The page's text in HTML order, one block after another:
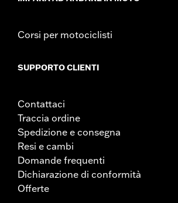
GARANZIA:1 year limited warranty – Go to
Corsi per motociclisti
SUPPORTO CLIENTI
Contattaci
Traccia ordine
Spedizione e consegna
Resi e cambi
Domande frequenti
Dichiarazione di conformità
Offerte